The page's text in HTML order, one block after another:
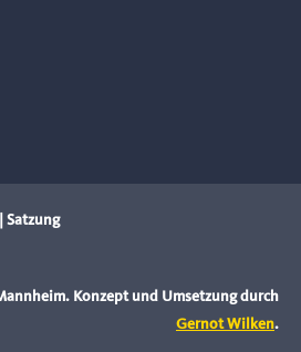
Satzung
Konzept und Umsetzung durch
Gernot Wilken.